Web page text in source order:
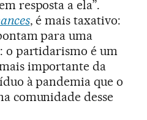
resposta a ela”.
, é mais taxativo:
para uma
o partidarismo é um
importante da
à pandemia que o
comunidade desse